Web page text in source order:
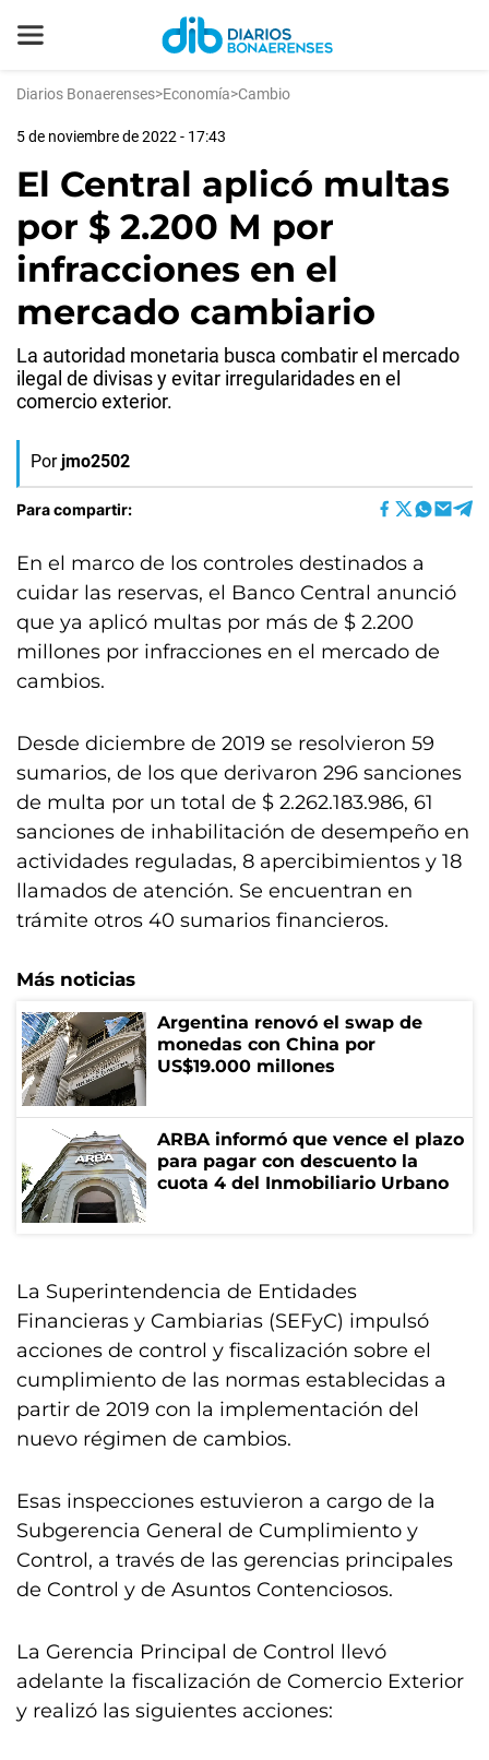
Diarios Bonaerenses>Economía>Cambio
5 de noviembre de 2022 - 17:43
El Central aplicó multas
por $ 2.200 M por
infracciones en el
mercado cambiario
La autoridad monetaria busca combatir el mercado
ilegal de divisas y evitar irregularidades en el
comercio exterior.
Por jmo2502
Para compartir:
En el marco de los controles destinados a
cuidar las reservas, el Banco Central anunció
que ya aplicó multas por más de $ 2.200
millones por infracciones en el mercado de
cambios.
Desde diciembre de 2019 se resolvieron 59
sumarios, de los que derivaron 296 sanciones
de multa por un total de $ 2.262.183.986, 61
sanciones de inhabilitación de desempeño en
actividades reguladas, 8 apercibimientos y 18
llamados de atención. Se encuentran en
trámite otros 40 sumarios financieros.
Más noticias
Argentina renovó el swap de
monedas con China por
US$19.000 millones
ARBA informó que vence el plazo
para pagar con descuento la
cuota 4 del Inmobiliario Urbano
La Superintendencia de Entidades
Financieras y Cambiarias (SEFyC) impulsó
acciones de control y fiscalización sobre el
cumplimiento de las normas establecidas a
partir de 2019 con la implementación del
nuevo régimen de cambios.
Esas inspecciones estuvieron a cargo de la
Subgerencia General de Cumplimiento y
Control, a través de las gerencias principales
de Control y de Asuntos Contenciosos.
La Gerencia Principal de Control llevó
adelante la fiscalización de Comercio Exterior
y realizó las siguientes acciones: